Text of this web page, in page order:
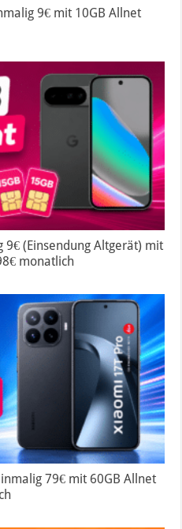
9€ mit 10GB Allnet
(Einsendung Altgerät) mit
monatlich
79€ mit 60GB Allnet